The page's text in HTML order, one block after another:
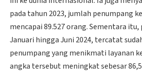
pada tahun 2023, jumlah penumpang
mencapai 89.527 orang. Sementara
Januari hingga Juni 2024, tercatat
penumpang yang menikmati layanan
angka tersebut meningkat sebesar